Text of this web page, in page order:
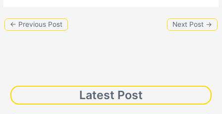
e
b
l
p
e
a
d
ar
e
← Previous Post Next Post →
Latest Post